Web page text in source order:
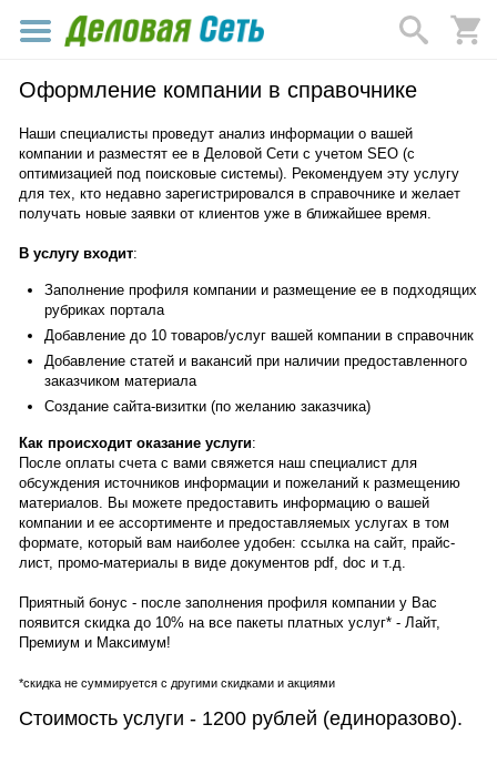
Оформление компании в справочнике
Наши специалисты проведут анализ информации о вашей
компании и разместят ее в Деловой Сети с учетом SEO (с
оптимизацией под поисковые системы). Рекомендуем эту услугу
для тех, кто недавно зарегистрировался в справочнике и желает
получать новые заявки от клиентов уже в ближайшее время.
В услугу входит:
Заполнение профиля компании и размещение ее в подходящих
рубриках портала
Добавление до 10 товаров/услуг вашей компании в справочник
Добавление статей и вакансий при наличии предоставленного
заказчиком материала
Создание сайта-визитки (по желанию заказчика)
Как происходит оказание услуги:
После оплаты счета с вами свяжется наш специалист для
обсуждения источников информации и пожеланий к размещению
материалов. Вы можете предоставить информацию о вашей
компании и ее ассортименте и предоставляемых услугах в том
формате, который вам наиболее удобен: ссылка на сайт, прайс-
лист, промо-материалы в виде документов pdf, doc и т.д.
Приятный бонус - после заполнения профиля компании у Вас
появится скидка до 10% на все пакеты платных услуг* - Лайт,
Премиум и Максимум!
*скидка не суммируется с другими скидками и акциями
Стоимость услуги - 1200 рублей (единоразово).